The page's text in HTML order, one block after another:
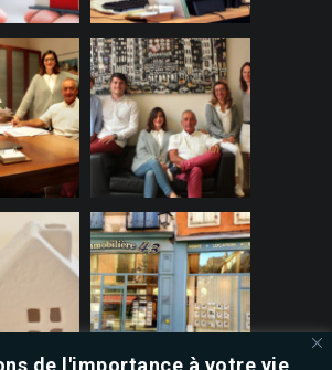
de l'importance à votre vie